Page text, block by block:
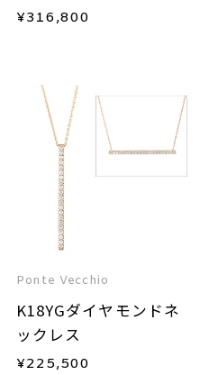
¥316,800
Ponte Vecchio
K18YGダイヤモンドネ
ックレス
¥225,500